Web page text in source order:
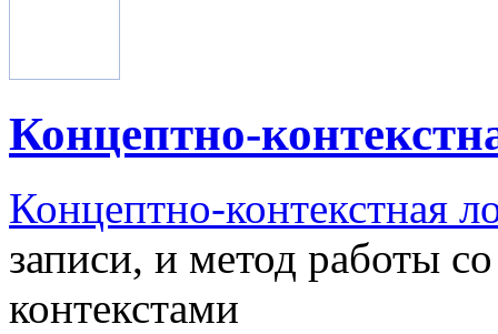
Концептно-
Концептно-контекстная
записи, и метод работы
контекстами